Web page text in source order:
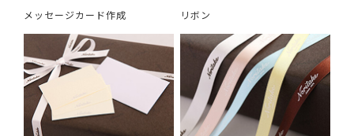
メッセージカード作成 リボン